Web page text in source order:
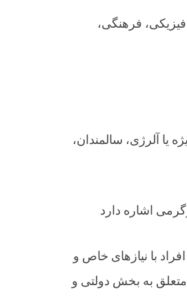
فرهنگی،
یا آلرژی، سالمندان،
با نیازهای خاص و
به بخش دولتی و